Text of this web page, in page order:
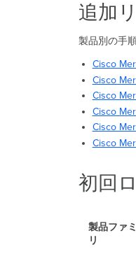
追加
製品別の手
Cisco
Cisco
Cisco
Cisco
Cisco
Cisco
初回
製品ファミ
リ